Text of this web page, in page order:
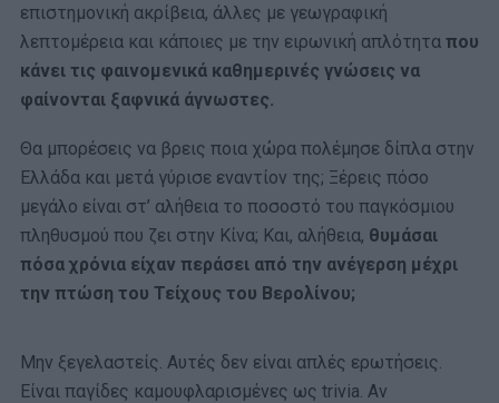
επιστημονική ακρίβεια, άλλες με γεωγραφική
λεπτομέρεια και κάποιες με την ειρωνική απλότητα που
κάνει τις φαινομενικά καθημερινές γνώσεις να
φαίνονται ξαφνικά άγνωστες.
Θα μπορέσεις να βρεις ποια χώρα πολέμησε δίπλα στην
Ελλάδα και μετά γύρισε εναντίον της; Ξέρεις πόσο
μεγάλο είναι στ’ αλήθεια το ποσοστό του παγκόσμιου
πληθυσμού που ζει στην Κίνα; Και, αλήθεια, θυμάσαι
πόσα χρόνια είχαν περάσει από την ανέγερση μέχρι
την πτώση του Τείχους του Βερολίνου;
Μην ξεγελαστείς. Αυτές δεν είναι απλές ερωτήσεις.
Είναι παγίδες καμουφλαρισμένες ως trivia. Αν